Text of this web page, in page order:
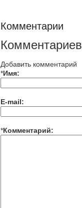
Комментарии
Добавить комментарий
*Имя:
E-mail:
*Комментарий: